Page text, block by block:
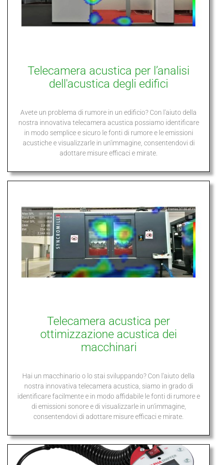
Telecamera acustica per l’analisi
dell'acustica degli edifici
Avete un problema di rumore in un edificio? Con l'aiuto della
nostra innovativa telecamera acustica possiamo identificare
in modo semplice e sicuro le fonti di rumore e le emissioni
acustiche e visualizzarle in un'immagine, consentendovi di
adottare misure efficaci e mirate.
Telecamera acustica per
ottimizzazione acustica dei
macchinari
Hai un macchinario o lo stai sviluppando? Con l'aiuto della
nostra innovativa telecamera acustica, siamo in grado di
identificare facilmente e in modo affidabile le fonti di rumore e
di emissioni sonore e di visualizzarle in un'immagine,
consentendovi di adottare misure efficaci e mirate.